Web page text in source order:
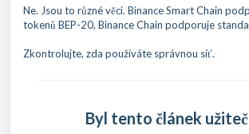
Ne. Jsou to různé věci. Binance Smart Chain
tokenů BEP-20, Binance Chain podporuje
Zkontrolujte, zda používáte správnou síť.
Byl tento článek